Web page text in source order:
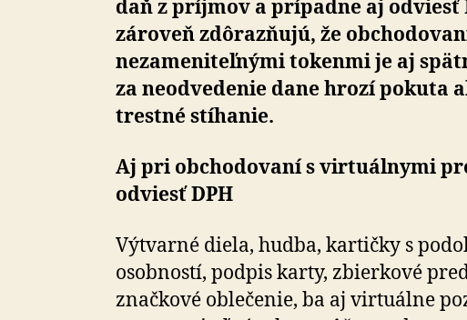
daň z príjmov a prípadne aj odviesť
zároveň zdôrazňujú, že
nezameniteľnými tokenmi je aj
za neodvedenie dane hrozí pokuta
trestné stíhanie.
Aj pri obchodovaní s virtuálnymi
odviesť DPH
Výtvarné diela, hudba, kartičky s
osobností, podpis karty, zbierkové
značkové oblečenie, ba aj virtuálne